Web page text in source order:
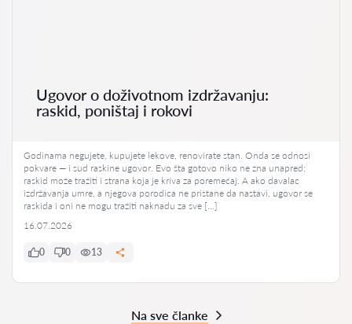
Ugovor o doživotnom izdržavanju:
raskid, poništaj i rokovi
Godinama negujete, kupujete lekove, renovirate stan. Onda se odnosi
pokvare — i sud raskine ugovor. Evo šta gotovo niko ne zna unapred:
raskid može tražiti i strana koja je kriva za poremećaj. A ako davalac
izdržavanja umre, a njegova porodica ne pristane da nastavi, ugovor se
raskida i oni ne mogu tražiti naknadu za sve […]
16.07.2026
0 0 13
Na sve članke